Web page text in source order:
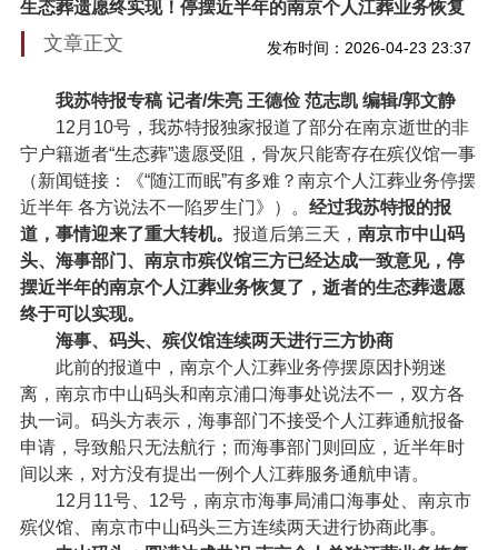
生态葬遗愿终实现！停摆近半年的南京个人江葬业务恢复
文章正文 发布时间：2026-04-23 23:37
我苏特报专稿 记者/朱亮 王德俭 范志凯 编辑/郭文静
12月10号，我苏特报独家报道了部分在南京逝世的非
宁户籍逝者“生态葬”遗愿受阻，骨灰只能寄存在殡仪馆一事
（新闻链接：《“随江而眠”有多难？南京个人江葬业务停摆
近半年 各方说法不一陷罗生门》）。 经过我苏特报的报
道，事情迎来了重大转机。 报道后第三天， 南京市中山码
头、海事部门、南京市殡仪馆三方已经达成一致意见，停
摆近半年的南京个人江葬业务恢复了，逝者的生态葬遗愿
终于可以实现。
海事、码头、殡仪馆连续两天进行三方协商
此前的报道中，南京个人江葬业务停摆原因扑朔迷
离，南京市中山码头和南京浦口海事处说法不一，双方各
执一词。码头方表示，海事部门不接受个人江葬通航报备
申请，导致船只无法航行；而海事部门则回应，近半年时
间以来，对方没有提出一例个人江葬服务通航申请。
12月11号、12号，南京市海事局浦口海事处、南京市
殡仪馆、南京市中山码头三方连续两天进行协商此事。